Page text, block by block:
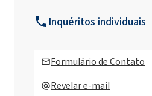
Betaine)
Inquéritos individuais
Formulário de Contato
Revelar e-mail